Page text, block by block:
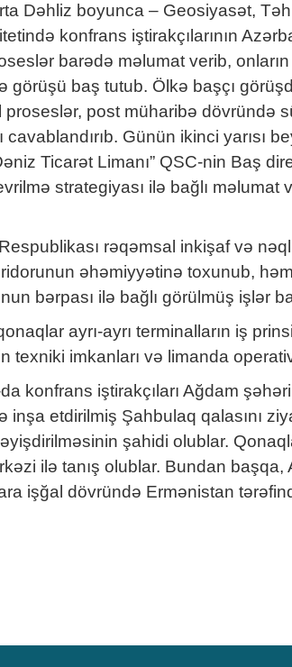
Dəhliz boyunca – Geosiyasət,
konfrans iştirakçılarının
barədə məlumat verib, onların
görüşü baş tutub. Ölkə başçı
proseslər, post müharibə dövründə
cavablandırıb. Günün ikinci yarısı
Ticarət Limanı” QSC-nin Baş
strategiyası ilə bağlı
rəqəmsal inkişaf və
əhəmiyyətinə toxunub,
bərpası ilə bağlı görülmüş işlər
ayrı-ayrı terminalların iş
texniki imkanları və limanda
konfrans iştirakçıları Ağdam
inşa etdirilmiş Şahbulaq qalasını
şahidi olublar.
ilə tanış olublar. Bundan
işğal dövründə Ermənistan